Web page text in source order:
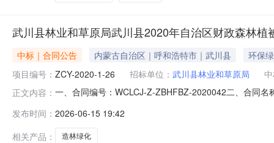
武川县林业和草原局武川县2020年自治区财政森林
中标｜合同公告 内蒙古自治区｜呼和浩特市｜武川县
环保
项目编号： ZCY-2020-1-26 招标单位： 武川县林业和草原局
正文内容： 一、合同编号：WCLCJ-Z-ZBHFBZ-2020042二、合同
生态环境股份有限公司地址：江西省吉安市吉州区兴桥
发布时间： 2026-06-15 19:42
相关产品：
造林绿化